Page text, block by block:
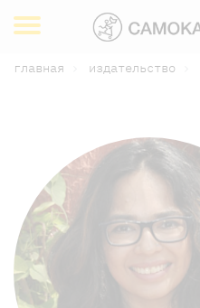
главная издательство